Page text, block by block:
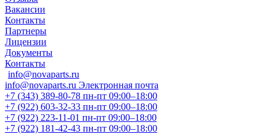
Вакансии
Контакты
Партнеры
Лицензии
Документы
Контакты
info@novaparts.ru
info@novaparts.ru Электронная почта
+7 (343) 389-80-78 пн-пт 09:00–18:00
+7 (922) 603-32-33 пн-пт 09:00–18:00
+7 (922) 223-11-01 пн-пт 09:00–18:00
+7 (922) 181-42-43 пн-пт 09:00–18:00